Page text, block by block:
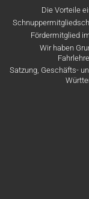
Die Vorteile
Fördermitglied
Wir haben
Satzung, Geschäfts-